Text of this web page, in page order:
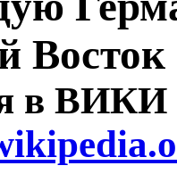
Восток
в ВИКИ